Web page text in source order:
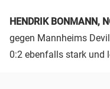
HENDRIK BONMANN,
gegen Mannheims
0:2 ebenfalls stark und